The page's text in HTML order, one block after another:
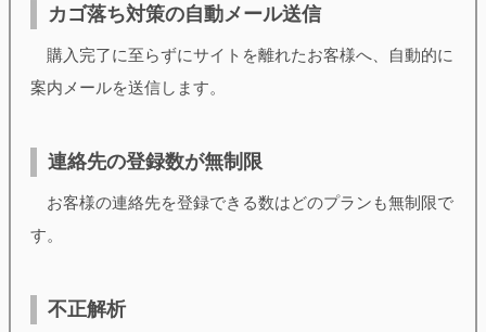
カゴ落ち対策の自動メール送信
購入完了に至らずにサイトを離れたお客様へ、自動的に
案内メールを送信します。
連絡先の登録数が無制限
お客様の連絡先を登録できる数はどのプランも無制限で
す。
不正解析